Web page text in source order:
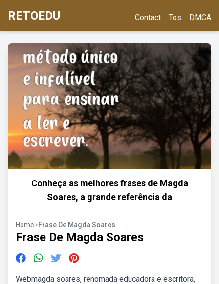
RETOEDU Contact Tos DMCA
Conheça as melhores frases de Magda
Soares, a grande referência da
Home>Frase De Magda Soares
Frase De Magda Soares
Webmagda soares, renomada educadora e escritora,